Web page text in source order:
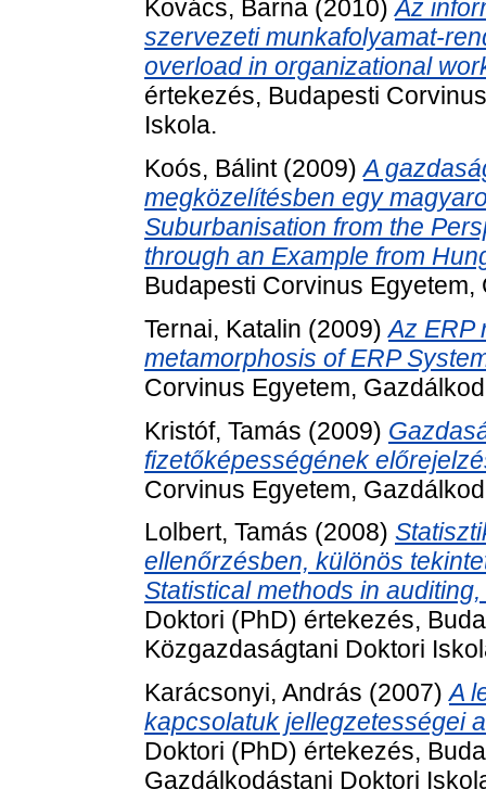
Kovács, Barna (2010)Az
szervezeti munkafolyamat-
overload in organizational
értekezés, Budapesti
Iskola.
Koós, Bálint(2009)A
megközelítésben egy
Suburbanisation from the
through an Example from
Budapesti Corvinus
Ternai, Katalin (2009)Az ERP
metamorphosis of ERP
Corvinus Egyetem,
Kristóf, Tamás (2009)
fizetőképességének
Corvinus Egyetem,
Lolbert, Tamás (2008)
ellenőrzésben, különös
Statistical methods in
Doktori (PhD) értekezés,
Közgazdaságtani Doktori
Karácsonyi, András (2007)A
kapcsolatuk jellegzetességei
Doktori (PhD) értekezés,
Gazdálkodástani Doktori